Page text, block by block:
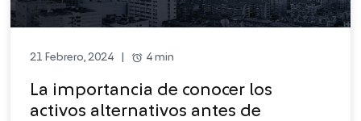
21 Febrero, 2024 alarm 4 min
La importancia de conocer los
activos alternativos antes de